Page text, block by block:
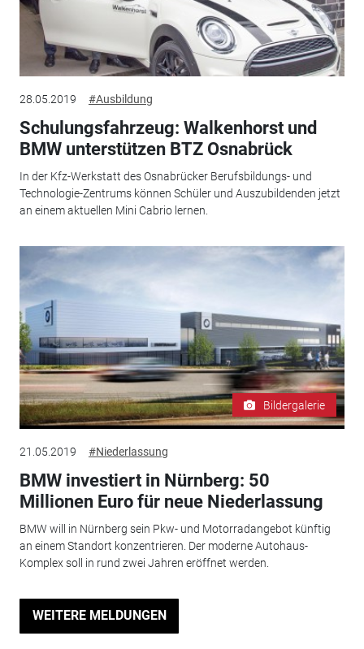
28.05.2019 #Ausbildung
Schulungsfahrzeug: Walkenhorst und
BMW unterstützen BTZ Osnabrück
In der Kfz-Werkstatt des Osnabrücker Berufsbildungs- und
Technologie-Zentrums können Schüler und Auszubildenden jetzt
an einem aktuellen Mini Cabrio lernen.
Bildergalerie
21.05.2019 #Niederlassung
BMW investiert in Nürnberg: 50
Millionen Euro für neue Niederlassung
BMW will in Nürnberg sein Pkw- und Motorradangebot künftig
an einem Standort konzentrieren. Der moderne Autohaus-
Komplex soll in rund zwei Jahren eröffnet werden.
WEITERE MELDUNGEN